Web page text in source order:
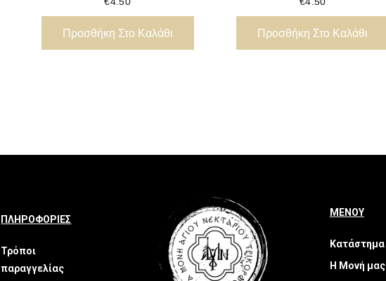
Προσθήκη Στο Καλάθι Προσθήκη Στο Καλάθι
ΠΛΗΡΟΦΟΡΙΕΣ
Τρόποι
παραγγελίας
ΜΕΝΟΥ
Κατάστημα
Η Μονή μας